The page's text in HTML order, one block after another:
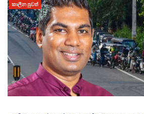
කාලීන පුවත්